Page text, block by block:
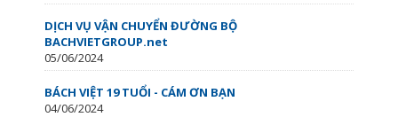
DỊCH VỤ VẬN CHUYỂN ĐƯỜNG BỘ
BACHVIETGROUP.net
05/06/2024
BÁCH VIỆT 19 TUỔI - CÁM ƠN BẠN
04/06/2024